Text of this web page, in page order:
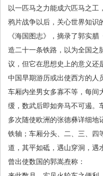
以一匹马之力能成六匹马之
鸦片战争以后，关心世界知识
《海国图志》，摘录了郭实
造二十一条铁路，以为全国
议，但它在思想史上的意义还
中国早期游历或出使西方的人
车厢内坐男女多寡不等，每
缓，数武后即如奔马不可遏。
多次随使欧洲的张德彝详细地
铁轴；车厢分头、二、三、四
道，其平如砥，遇山穿洞，遇
曾出使数国的郭嵩焘称：